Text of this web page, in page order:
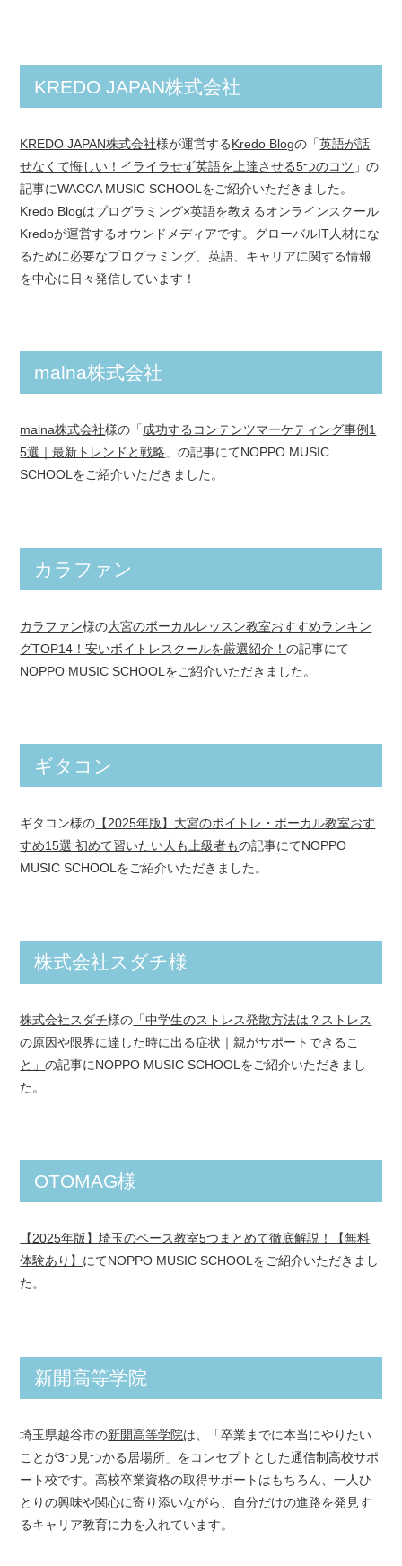
KREDO JAPAN株式会社
KREDO JAPAN株式会社様が運営するKredo Blogの「英語が話
せなくて悔しい！イライラせず英語を上達させる5つのコツ 」の
記事にWACCA MUSIC SCHOOLをご紹介いただきました。
Kredo Blogはプログラミング×英語を教えるオンラインスクール
Kredoが運営するオウンドメディアです。グローバルIT人材にな
るために必要なプログラミング、英語、キャリアに関する情報
を中心に日々発信しています！
malna株式会社
malna株式会社様の「成功するコンテンツマーケティング事例1
5選｜最新トレンドと戦略 」の記事にてNOPPO MUSIC
SCHOOLをご紹介いただきました。
カラファン
カラファン様の大宮のボーカルレッスン教室おすすめランキン
グTOP14！安いボイトレスクールを厳選紹介！の記事にて
NOPPO MUSIC SCHOOLをご紹介いただきました。
ギタコン
ギタコン様の 【2025年版】大宮のボイトレ・ボーカル教室おす
すめ15選 初めて習いたい人も上級者もの記事にてNOPPO
MUSIC SCHOOLをご紹介いただきました。
株式会社スダチ様
株式会社スダチ様の 「中学生のストレス発散方法は？ストレス
の原因や限界に達した時に出る症状｜親がサポートできるこ
と」の記事にNOPPO MUSIC SCHOOLをご紹介いただきまし
た。
OTOMAG様
【2025年版】埼玉のベース教室5つまとめて徹底解説！【無料
体験あり】 にてNOPPO MUSIC SCHOOLをご紹介いただきまし
た。
新開高等学院
埼玉県越谷市の新開高等学院は、「卒業までに本当にやりたい
ことが3つ見つかる居場所」をコンセプトとした通信制高校サポ
ート校です。高校卒業資格の取得サポートはもちろん、一人ひ
とりの興味や関心に寄り添いながら、自分だけの進路を発見す
るキャリア教育に力を入れています。